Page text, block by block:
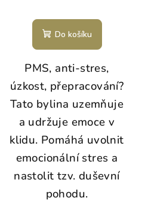
Do košíku
PMS, anti-stres,
úzkost, přepracování?
Tato bylina uzemňuje
a udržuje emoce v
klidu. Pomáhá uvolnit
emocionální stres a
nastolit tzv. duševní
pohodu.